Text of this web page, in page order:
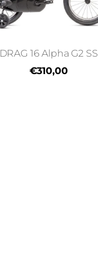
DRAG 16 Alpha G2 SS
€310,00